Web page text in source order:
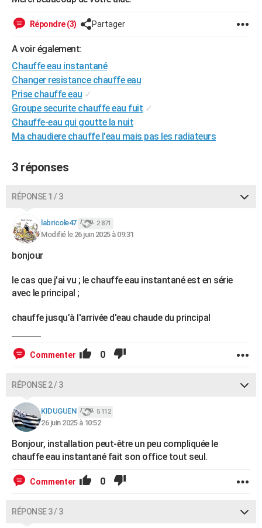
BONS PLANS
CARTE DE VOEUX
Carte de Noël
Carte Bonne année
Carte Saint-Valentin
Carte Pâques
Carte d'anniversaire
DICTIONNAIRE
PROGRAMME TV
COPAINS D'AVANT
S'inscrire
Se connecter
Lycées
Collèges
Primaires
Universités
Entreprises
Service militaire
Avis de recherche
AVIS DE DÉCÈS
Bricolage
Lifestyle
Culture
Sport
Auto
Television
Voyage
Cinema
Répondre (3) Partager
A voir également:
Chauffe eau instantané
Changer resistance chauffe eau
Prise chauffe eau ✓
Groupe securite chauffe eau fuit ✓
Chauffe-eau qui goutte la nuit
Ma chaudiere chauffe l'eau mais pas les radiateurs
3 réponses
RÉPONSE 1 / 3
labricole47 2 871
Modifié le 26 juin 2025 à 09:31
bonjour
le cas que j'ai vu ; le chauffe eau instantané est en série
avec le principal ;
chauffe jusqu’à l'arrivée d'eau chaude du principal
Commenter 0
RÉPONSE 2 / 3
KIDUGUEN 5 112
26 juin 2025 à 10:52
Bonjour, installation peut-être un peu compliquée le
chauffe eau instantané fait son office tout seul.
Commenter 0
RÉPONSE 3 / 3